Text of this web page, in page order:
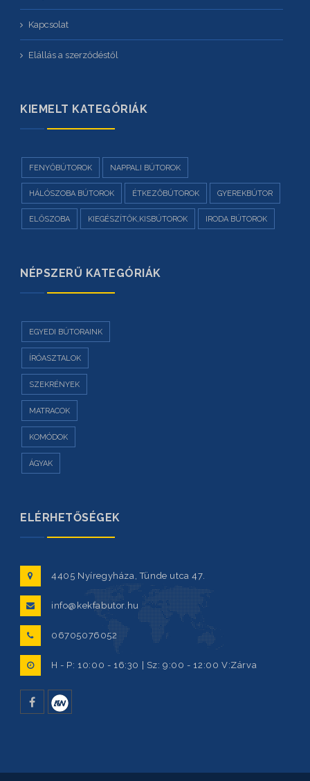
Kapcsolat
Elállás a szerződéstől
KIEMELT KATEGÓRIÁK
FENYŐBÚTOROK NAPPALI BÚTOROK
HÁLÓSZOBA BÚTOROK ÉTKEZŐBÚTOROK GYEREKBÚTOR
ELŐSZOBA KIEGÉSZÍTŐK,KISBÚTOROK IRODA BÚTOROK
NÉPSZERŰ KATEGÓRIÁK
EGYEDI BÚTORAINK
ÍRÓASZTALOK
SZEKRÉNYEK
MATRACOK
KOMÓDOK
ÁGYAK
ELÉRHETŐSÉGEK
4405 Nyíregyháza, Tünde utca 47.
info@kekfabutor.hu
06705076052
H - P: 10:00 - 16:30 | Sz: 9:00 - 12:00 V:Zárva